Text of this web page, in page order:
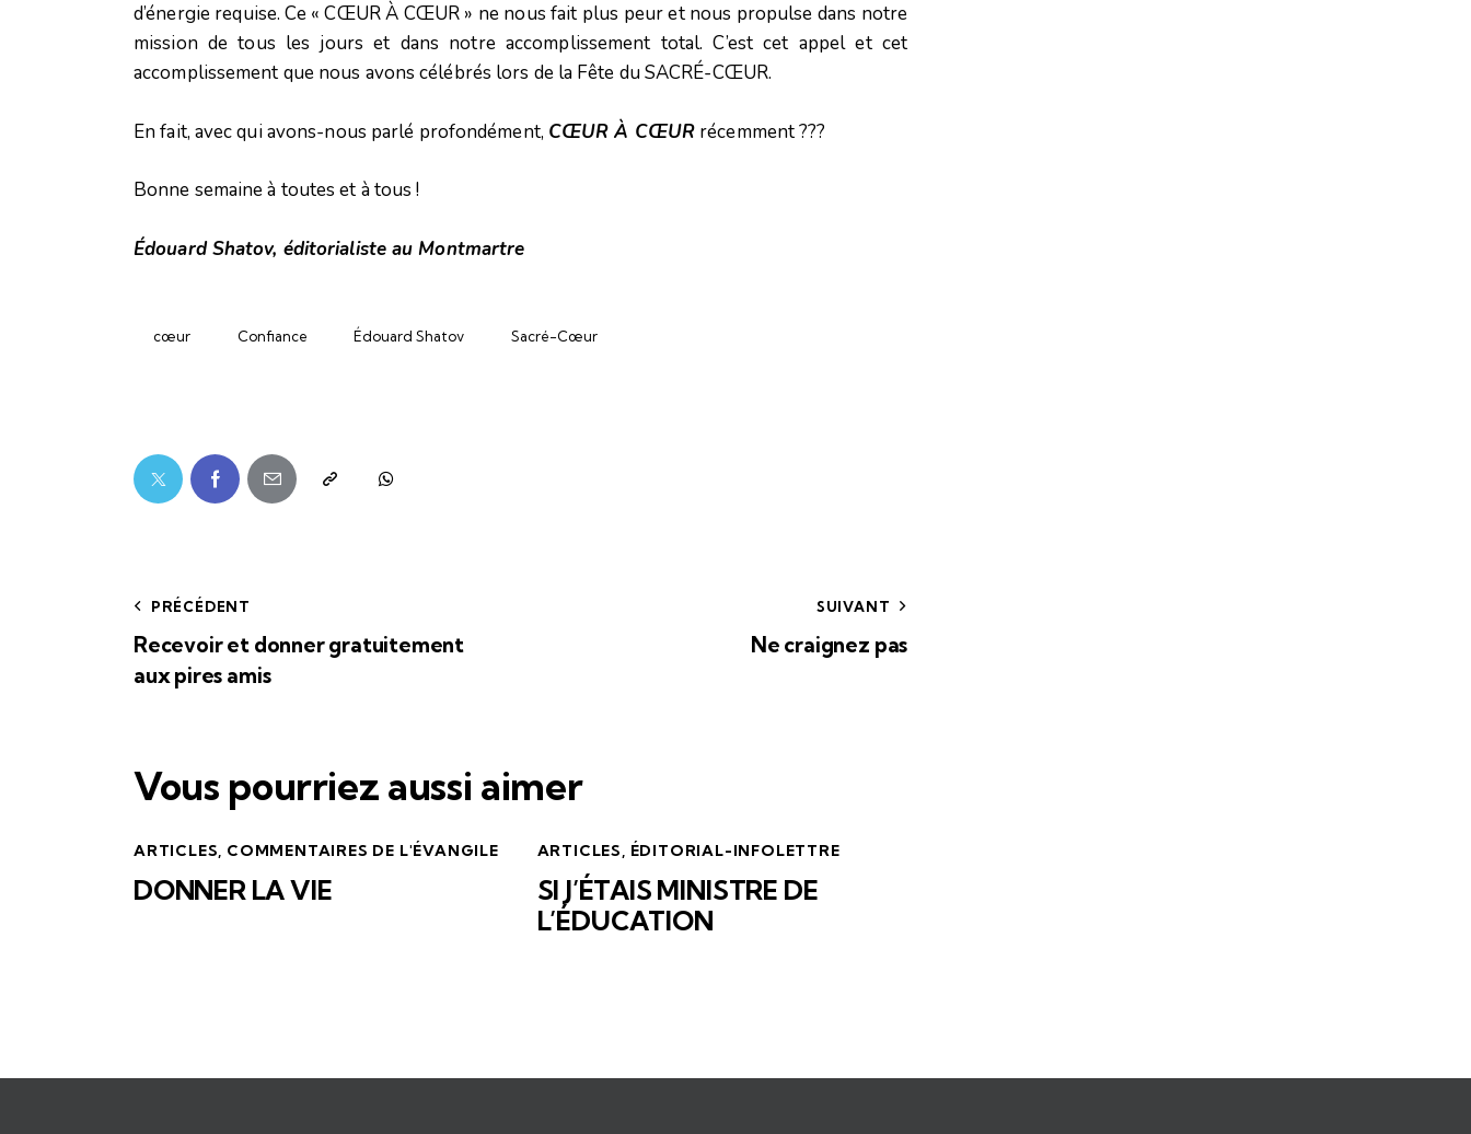
d’énergie requise. Ce « CŒUR À CŒUR » ne nous fait plus peur et nous propulse dans notre
mission de tous les jours et dans notre accomplissement total. C’est cet appel et cet
accomplissement que nous avons célébrés lors de la Fête du SACRÉ-CŒUR.
En fait, avec qui avons-nous parlé profondément, CŒUR À CŒUR récemment ???
Bonne semaine à toutes et à tous !
Édouard Shatov, éditorialiste au Montmartre
cœur Confiance Édouard Shatov Sacré-Cœur
PRÉCÉDENT
Recevoir et donner gratuitement
aux pires amis
SUIVANT
Ne craignez pas
Vous pourriez aussi aimer
ARTICLES COMMENTAIRES DE L'ÉVANGILE
DONNER LA VIE
ARTICLES ÉDITORIAL-INFOLETTRE
SI J’ÉTAIS MINISTRE DE
L’ÉDUCATION